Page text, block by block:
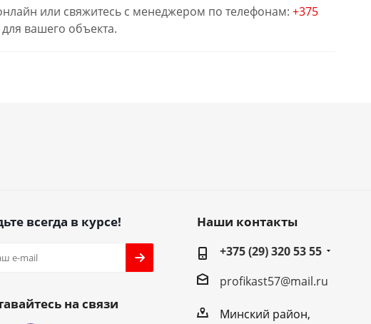
или свяжитесь с менеджером по телефонам: +375
вашего объекта.
всегда в курсе!
на связи
Наши контакты
+375 (29) 320 53 55
profikast57@mail.ru
Минский район,